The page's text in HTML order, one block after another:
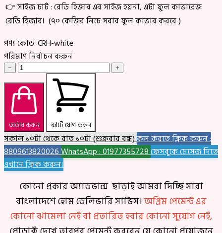
👉 সাইজ চার্ট : রেডি হিজাব এর সাইজ হয়না, এটা ফুল কাভারেজ
রেডি হিজাব। (৭০ কেজির নিচে সবার ফুল কাভার করবে )
পণ্য কোড:CRH-white
পরিমাণ নির্বাচন করুন
− +
অর্ডার করুন কার্টে যোগ করুন
সকাল ১০টা থেকে রাত ১০টা (শুক্রবার বন্ধ)কল করতে ক্লিক করুন :
8809613820026WhatsApp : 01977355728ফেসবুকে মেসেজ দিতে
এখানে ক্লিক করুন।
কোনো প্রকার অ্যাডভান্স ছাড়াই আমরা দিচ্ছি সারা
বাংলাদেশে হোম ডেলিভারি সার্ভিস।অগ্রিম পেমেন্ট এর
কোনো ঝামেলা নেই বা প্রতারিত হবার কোনো সুযোগ নেই,